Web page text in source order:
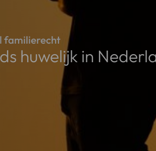
familierecht
huwelijk in